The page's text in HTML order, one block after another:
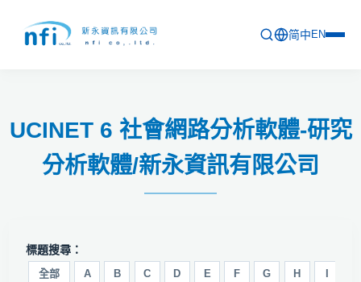
UCINET 6 社會網路分析軟體-研究
分析軟體/新永資訊有限公司
最新活動
產品列表
軟體更新資訊
問卷
简中EN
標題搜尋：
全部 A B C D E F G H